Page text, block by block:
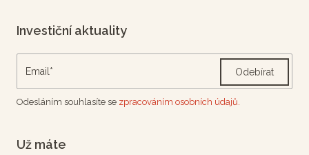
Investiční aktuality
Odebírat
Odesláním souhlasíte se zpracováním osobních údajů.
Už máte